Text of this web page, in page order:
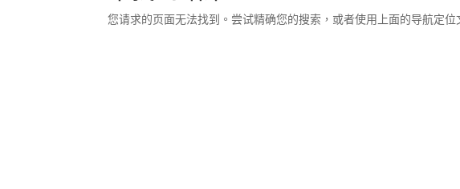
您请求的页面无法找到。尝试精确您的搜索，或者使用上面的导航定位